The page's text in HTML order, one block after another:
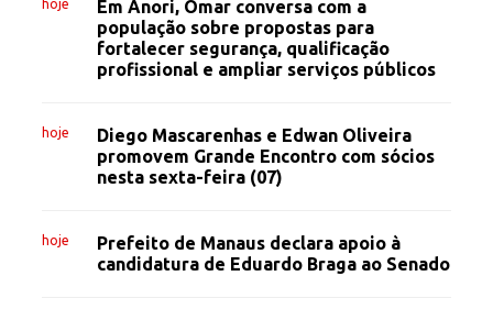
hoje
Em Anori, Omar conversa com a
população sobre propostas para
fortalecer segurança, qualificação
profissional e ampliar serviços públicos
hoje
Diego Mascarenhas e Edwan Oliveira
promovem Grande Encontro com sócios
nesta sexta-feira (07)
hoje
Prefeito de Manaus declara apoio à
candidatura de Eduardo Braga ao Senado